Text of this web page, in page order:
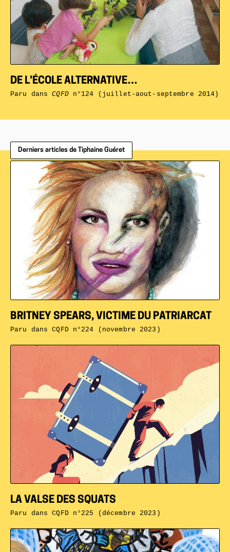
DE L’ÉCOLE ALTERNATIVE…
Paru dansCQFDn°124 (juillet-aout-septembre 2014)
Derniers articles de Tiphaine Guéret
LA VALSE DES SQUATS
Paru dansCQFD n°225 (décembre 2023)
BRITNEY SPEARS, VICTIME DU PATRIARCAT
Paru dansCQFD n°224 (novembre 2023)